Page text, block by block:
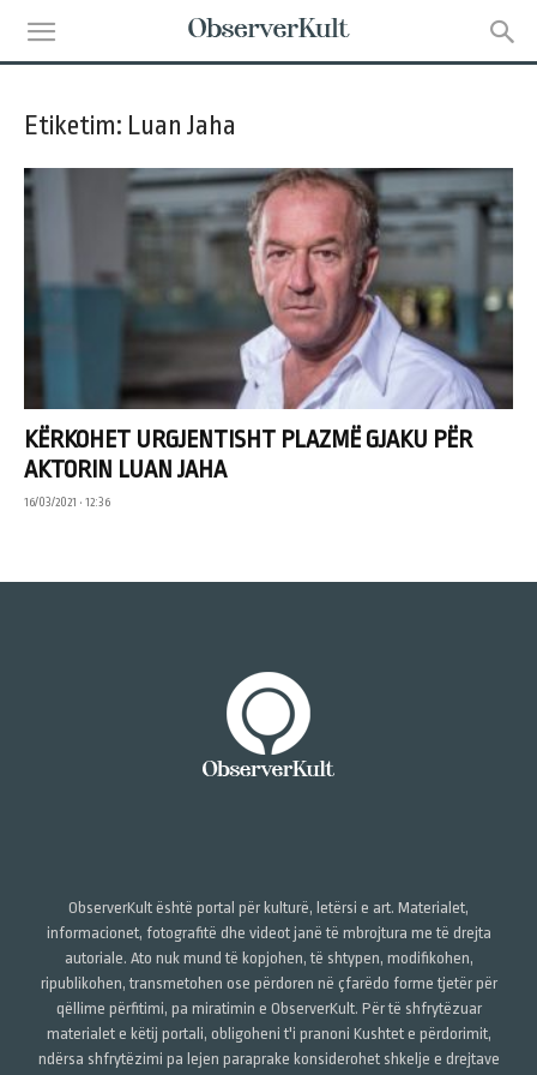
Etiketim: Luan Jaha
KËRKOHET URGJENTISHT PLAZMË GJAKU PËR
AKTORIN LUAN JAHA
16/03/2021 • 12:36
ObserverKult është portal për kulturë, letërsi e art. Materialet,
informacionet, fotografitë dhe videot janë të mbrojtura me të drejta
autoriale. Ato nuk mund të kopjohen, të shtypen, modifikohen,
ripublikohen, transmetohen ose përdoren në çfarëdo forme tjetër për
qëllime përfitimi, pa miratimin e ObserverKult. Për të shfrytëzuar
materialet e këtij portali, obligoheni t'i pranoni Kushtet e përdorimit,
ndërsa shfrytëzimi pa lejen paraprake konsiderohet shkelje e drejtave